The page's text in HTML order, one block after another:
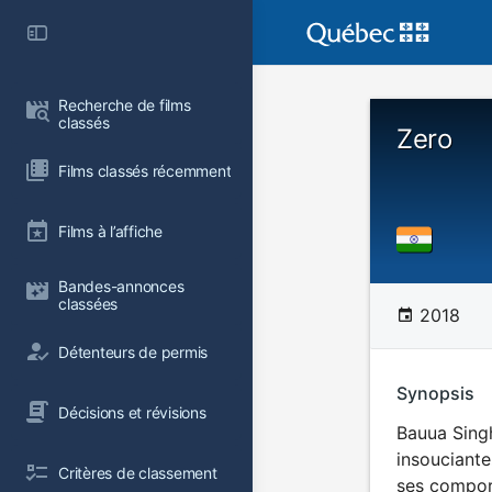
Recherche de films
classés
Films classés récemment
Films à l’affiche
Bandes-annonces
classées
Détenteurs de permis
Décisions et révisions
Critères de classement
Zero
2018
Synopsis
Bauua
ses